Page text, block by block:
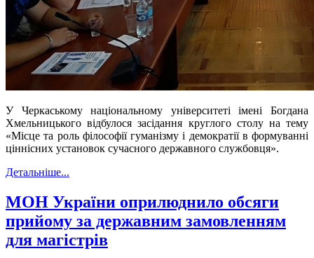
У Черкаському національному університеті імені Богдана
Хмельницького відбулося засідання круглого столу на тему
«Місце та роль філософії гуманізму і демократії в формуванні
ціннісних установок сучасного державного службовця».
Детальніше...
МОН України оприлюднило обсяги
прийому за державним замовленням
для магістрів